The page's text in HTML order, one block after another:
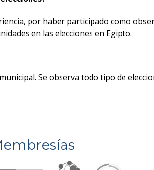
por haber participado como
en las elecciones en Egipto.
Se observa todo tipo de